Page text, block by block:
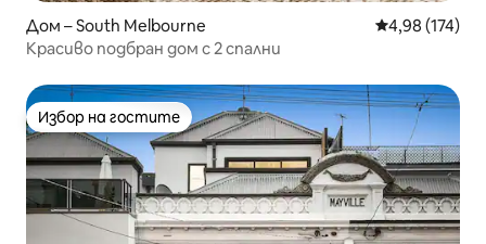
Дом – South Melbourne Средна
4,98 (174)
Красиво подбран дом с 2 спални
Избор на гостите
Избор на гостите